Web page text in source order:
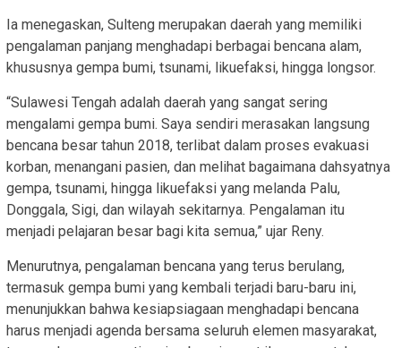
Ia menegaskan, Sulteng merupakan daerah yang memiliki
pengalaman panjang menghadapi berbagai bencana alam,
khususnya gempa bumi, tsunami, likuefaksi, hingga longsor.
“Sulawesi Tengah adalah daerah yang sangat sering
mengalami gempa bumi. Saya sendiri merasakan langsung
bencana besar tahun 2018, terlibat dalam proses evakuasi
korban, menangani pasien, dan melihat bagaimana dahsyatnya
gempa, tsunami, hingga likuefaksi yang melanda Palu,
Donggala, Sigi, dan wilayah sekitarnya. Pengalaman itu
menjadi pelajaran besar bagi kita semua,” ujar Reny.
Menurutnya, pengalaman bencana yang terus berulang,
termasuk gempa bumi yang kembali terjadi baru-baru ini,
menunjukkan bahwa kesiapsiagaan menghadapi bencana
harus menjadi agenda bersama seluruh elemen masyarakat,